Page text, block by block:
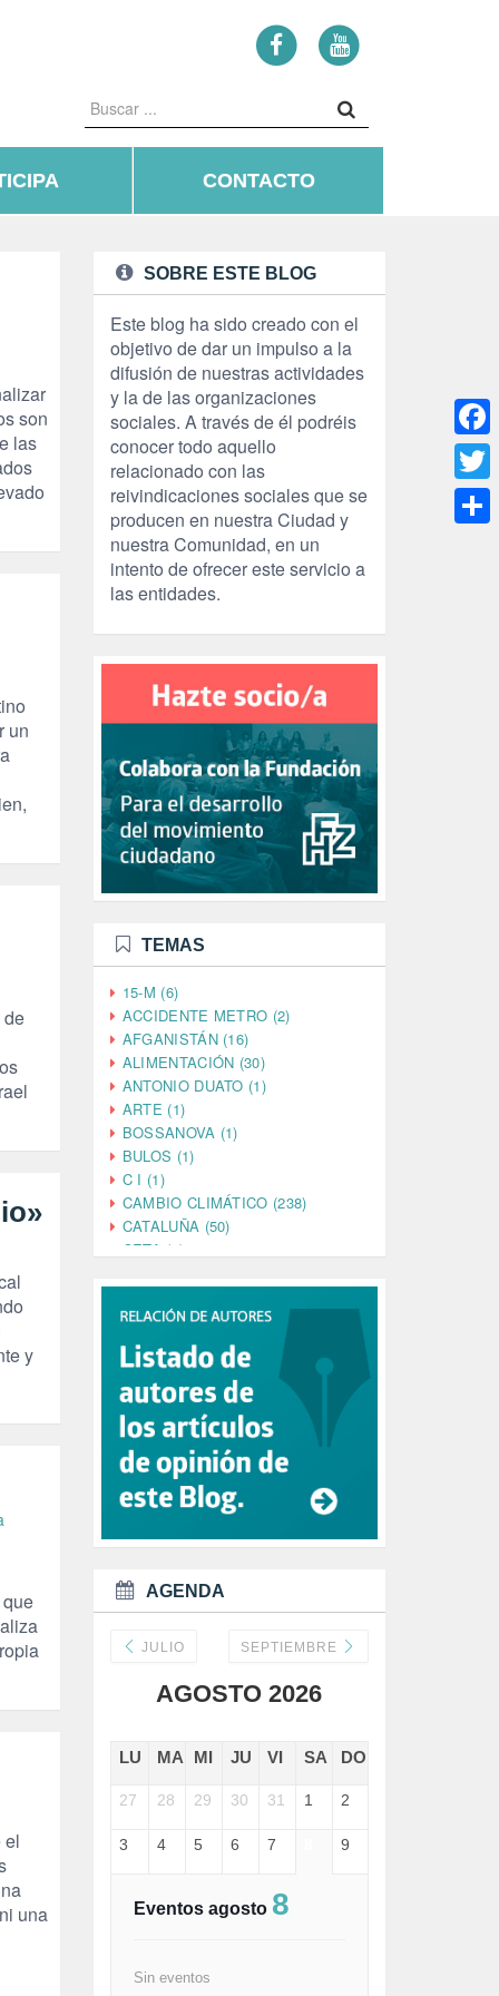
CONTACTO
son
las
un
de
y
el
una
SOBRE ESTE BLOG
Este blog ha sido creado con el
objetivo de dar un impulso a la
difusión de nuestras actividades
y la de las organizaciones
sociales. A través de él podréis
conocer todo aquello
relacionado con las
reivindicaciones sociales que se
producen en nuestra Ciudad y
nuestra Comunidad, en un
intento de ofrecer este servicio a
las entidades.
TEMAS
15-M (6)
ACCIDENTE METRO (2)
AFGANISTÁN (16)
ALIMENTACIÓN (30)
ANTONIO DUATO (1)
ARTE (1)
BOSSANOVA (1)
BULOS (1)
C I (1)
CAMBIO CLIMÁTICO (238)
CATALUÑA (50)
CETA (2)
CINE (35)
CIUDADANÍA (633)
COMPROMISO (2)
CONFERENCIA (1)
CONSUMO (1)
CORONAVIRUS (155)
CORRUPCIÓN (215)
CULTURA (704)
DANA (78)
DEMOCRACIA (1)
DEMOCRAIA (1)
DEPORTE (3)
DERECHOS SOCIALES (739)
DONALD TRUMP (82)
EDUCACIÓN (452)
EPSTEIN (1)
EXTREMA-DERECHA (56)
FELICIDAD (1)
FRANCISCO (5)
AGENDA
JULIO
AGOSTO 2026
SEPTIEMBRE
LU MA MI JU VI SA DO
27 28 29 30 31 1 2
3 4 5 6 7 9
Eventos agosto 8
Sin eventos